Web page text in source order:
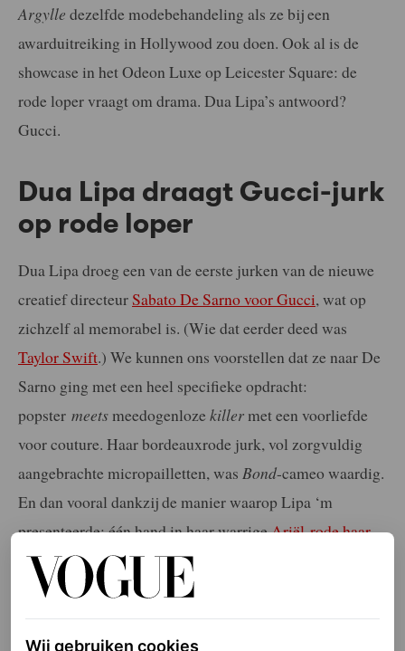
Argylle dezelfde modebehandeling als ze bij een
awarduitreiking in Hollywood zou doen. Ook al is de
showcase in het Odeon Luxe op Leicester Square: de
rode loper vraagt om drama. Dua Lipa’s antwoord?
Gucci.
Dua Lipa draagt Gucci-jurk
op rode loper
Dua Lipa droeg een van de eerste jurken van de nieuwe
creatief directeur Sabato De Sarno voor Gucci, wat op
zichzelf al memorabel is. (Wie dat eerder deed was
Taylor Swift.) We kunnen ons voorstellen dat ze naar De
Sarno ging met een heel specifieke opdracht:
popster meets meedogenloze killer met een voorliefde
voor couture. Haar bordeauxrode jurk, vol zorgvuldig
aangebrachte micropailletten, was Bond-cameo waardig.
En dan vooral dankzij de manier waarop Lipa ‘m
presenteerde: één hand in haar warrigeAriël-rode haar,
beide ogen gericht op de camera met een zwoele blik.
Elke week onze beste artikelen in je inbox?
Wij gebruiken cookies